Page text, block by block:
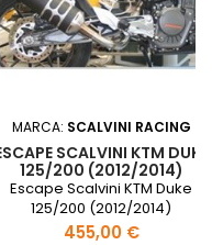
MARCA: SCALVINI RACING
SCALVINI KTM DUKE
125/200 (2012/2014)
Escape Scalvini KTM Duke
125/200 (2012/2014)
Preço
455,00 €